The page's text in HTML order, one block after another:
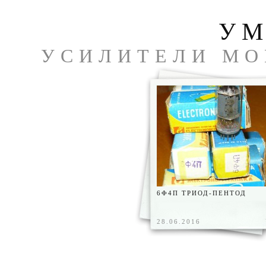
УСИЛИТЕЛИ
6Ф4П ТРИОД-ПЕНТОД
28.06.2016